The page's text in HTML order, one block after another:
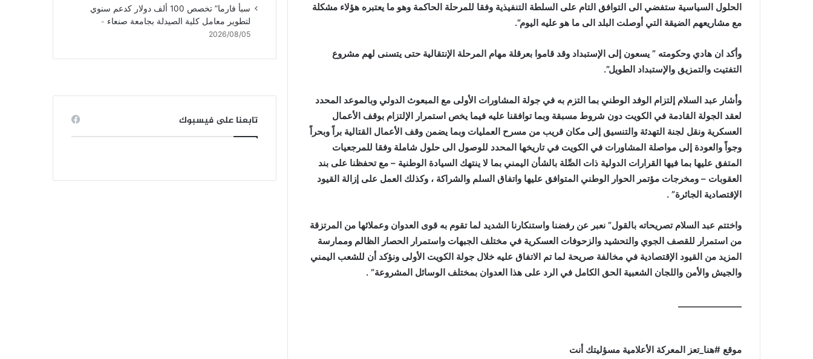
الحلول السياسية ستفضي الى التوافق التام على السلطة التنفيذية وفقا للمرحلة الحاكمة وهو ما يعتبره هؤلاء مشكلة
مع مشاريعهم الضيقة التي أوصلت البلد الى ما هو عليه اليوم”.
وأكد ان هادي وحكومته ” يسعون إلى الإستبداد وقد قاموا بعرقلة مهام المرحلة الإنتقالية حتى يتسنى لهم مشروع
التفتيت والتمزيق والإستبداد الطويل”.
وأشار عبد السلام إلتزام الوفد الوطني بما التزم به في جولة المشاورات الأولى مع المبعوث الدولي وبالموعد المحدد
لعقد الجولة القادمة في الكويت دون شروط مسبقة وبما توافقنا عليه فيما يخص استمرار الإلتزام بوقف الأعمال
العسكرية ونقل لجنة التهدئة والتنسيق إلى مكان قريب من مسرح العمليات وبما يضمن وقف الأعمال القتالية براً وبحراً
وجواً والعودة إلى مواصلة المشاورات في الكويت في تاريخها المحدد للوصول الى حلول شاملة وفقا للمرجعيات
المتفق عليها بما فيها القرارات الدولية ذات الصِّلة بالشأن اليمني بما لا ينتهك السيادة الوطنية – مع تحفظنا على بند
العقوبات – ومخرجات مؤتمر الحوار الوطني المتوافق عليها واتفاق السلم والشراكة ، وكذلك العمل على إزالة القيود
الإقتصادية الجائرة” .
واختتم عبد السلام تصريحاته بالقول” نعبر عن رفضنا واستنكارنا الشديد لما تقوم به قوى العدوان وعملائها من المرتزقة
من استمرار للقصف الجوي والتحشيد والزحوفات العسكرية في مختلف الجبهات واستمرار الحصار الظالم وممارسة
المزيد من القيود الإقتصادية في مخالفة صريحة لما تم الاتفاق عليه خلال جولة الكويت الأولى ونؤكد أن للشعب اليمني
والجيش والأمن واللجان الشعبية الحق الكامل في الرد على هذا العدوان بمختلف الوسائل المشروعة” .
موقع #هنا_تعز المعركة الأعلامية مسؤليتك أنت
سبأ فارما” تخصص 100 ألف دولار كدعم سنوي
لتطوير معامل كلية الصيدلة بجامعة صنعاء
2026/08/05
تابعنا على فيسبوك